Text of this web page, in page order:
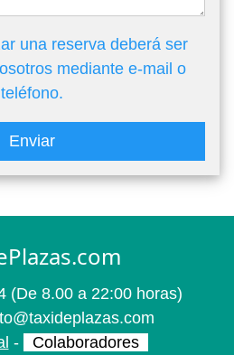
una reserva deberá ser
mediante e-mail o
teléfono.
Enviar
(De 8.00 a 22:00 horas)
- Colaboradores